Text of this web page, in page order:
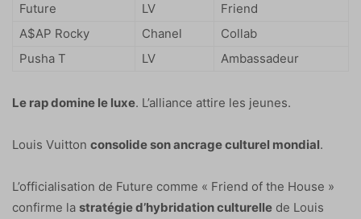
Future LV
Friend
A$AP Rocky
Chanel
Collab
Pusha T
LV Ambassadeur
Le rap domine le luxe. L’alliance attire les jeunes.
Louis Vuitton consolide son ancrage culturel mondial.
L’officialisation de Future comme « Friend of the House »
confirme la stratégie d’hybridation culturelle de Louis